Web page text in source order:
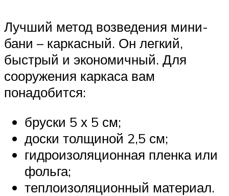
Лучший метод возведения мини-
бани – каркасный. Он легкий,
быстрый и экономичный. Для
сооружения каркаса вам
понадобится:
бруски 5 х 5 см;
доски толщиной 2,5 см;
гидроизоляционная пленка или
фольга;
теплоизоляционный материал.